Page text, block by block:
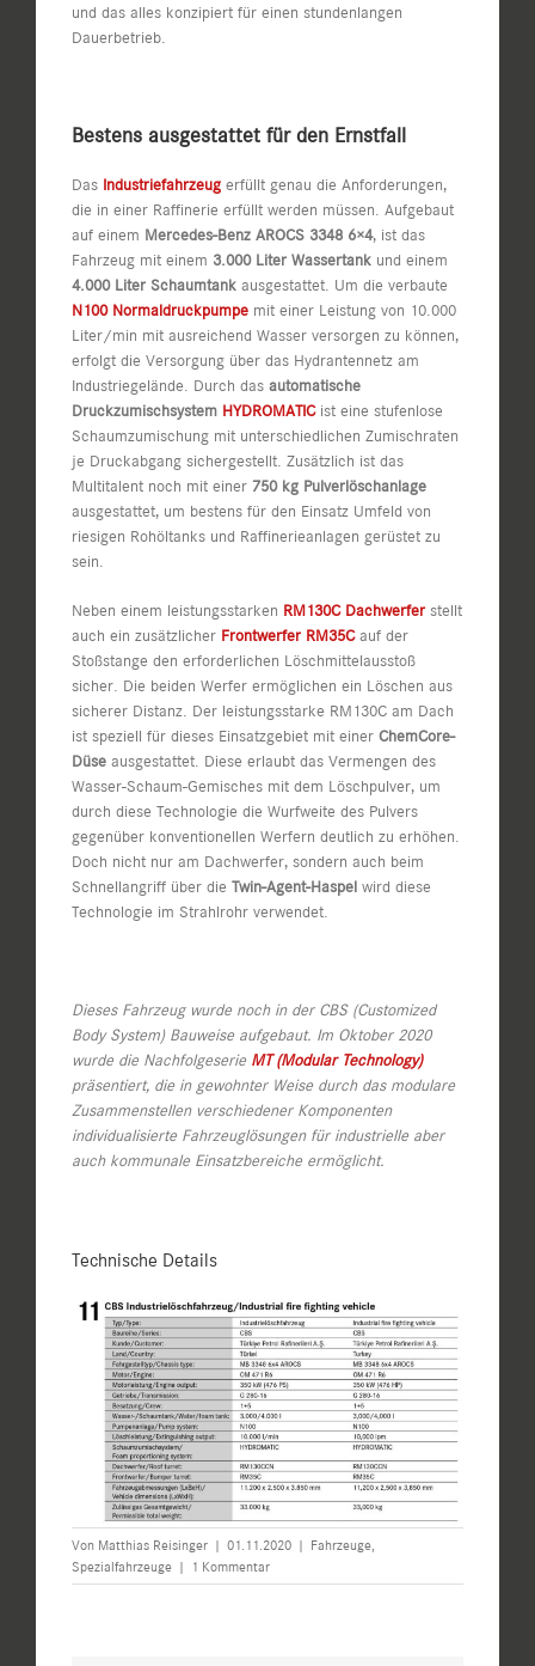
und das alles konzipiert für einen stundenlangen
Dauerbetrieb.
Bestens ausgestattet für den Ernstfall
Das Industriefahrzeug erfüllt genau die Anforderungen,
die in einer Raffinerie erfüllt werden müssen. Aufgebaut
auf einem Mercedes-Benz AROCS 3348 6×4, ist das
Fahrzeug mit einem 3.000 Liter Wassertank und einem
4.000 Liter Schaumtank ausgestattet. Um die verbaute
N100 Normaldruckpumpe mit einer Leistung von 10.000
Liter/min mit ausreichend Wasser versorgen zu können,
erfolgt die Versorgung über das Hydrantennetz am
Industriegelände. Durch das automatische
Druckzumischsystem HYDROMATICist eine stufenlose
Schaumzumischung mit unterschiedlichen Zumischraten
je Druckabgang sichergestellt. Zusätzlich ist das
Multitalent noch mit einer 750 kg Pulverlöschanlage
ausgestattet, um bestens für den Einsatz Umfeld von
riesigen Rohöltanks und Raffinerieanlagen gerüstet zu
sein.
Neben einem leistungsstarken RM130C Dachwerfer stellt
auch ein zusätzlicher Frontwerfer RM35Cauf der
Stoßstange den erforderlichen Löschmittelausstoß
sicher. Die beiden Werfer ermöglichen ein Löschen aus
sicherer Distanz. Der leistungsstarke RM130C am Dach
ist speziell für dieses Einsatzgebiet mit einer ChemCore-
Düse ausgestattet. Diese erlaubt das Vermengen des
Wasser-Schaum-Gemisches mit dem Löschpulver, um
durch diese Technologie die Wurfweite des Pulvers
gegenüber konventionellen Werfern deutlich zu erhöhen.
Doch nicht nur am Dachwerfer, sondern auch beim
Schnellangriff über die Twin-Agent-Haspel wird diese
Technologie im Strahlrohr verwendet.
Dieses Fahrzeug wurde noch in der CBS (Customized
Body System) Bauweise aufgebaut. Im Oktober 2020
wurde die Nachfolgeserie MT (Modular Technology)
präsentiert, die in gewohnter Weise durch das modulare
Zusammenstellen verschiedener Komponenten
individualisierte Fahrzeuglösungen für industrielle aber
auch kommunale Einsatzbereiche ermöglicht.
Technische Details
Von Matthias Reisinger | 01.11.2020 | Fahrzeuge
Spezialfahrzeuge | 1 Kommentar